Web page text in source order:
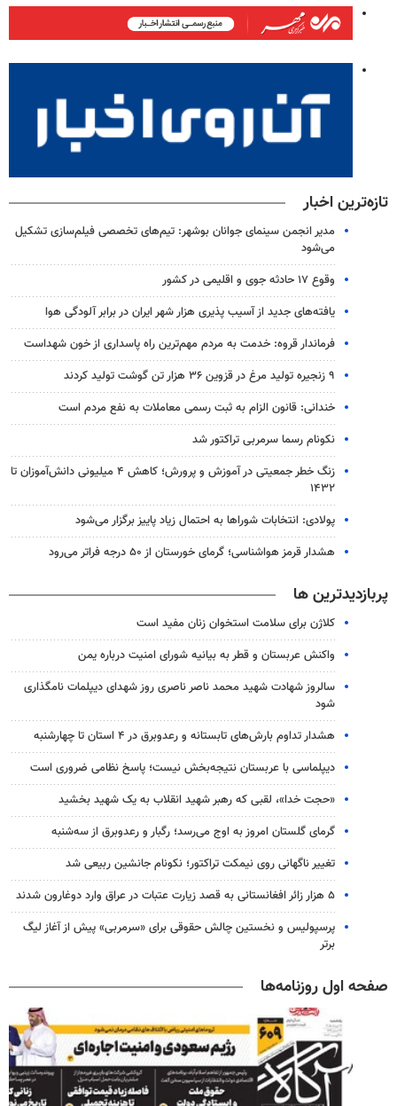
تازه‌ترین اخبار
مدیر انجمن سینمای جوانان بوشهر: تیم‌های تخصصی فیلم‌سازی تشکیل
می‌شود
وقوع ۱۷ حادثه جوی و اقلیمی در کشور
یافته‌های جدید از آسیب پذیری هزار شهر ایران در برابر آلودگی هوا
فرماندار قروه: خدمت به مردم مهم‌ترین راه پاسداری از خون شهداست
۹ زنجیره تولید مرغ در قزوین ۳۶ هزار تن گوشت تولید کردند
خندانی: قانون الزام به ثبت رسمی معاملات به نفع مردم است
نکونام رسما سرمربی تراکتور شد
زنگ خطر جمعیتی در آموزش و پرورش؛ کاهش ۴ میلیونی دانش‌آموزان تا
۱۴۳۲
پولادی: انتخابات شوراها به احتمال زیاد پاییز برگزار می‌شود
هشدار قرمز هواشناسی؛ گرمای خورستان از ۵۰ درجه فراتر می‌رود
پربازدیدترین ها
کلاژن برای سلامت استخوان زنان مفید است
واکنش عربستان و قطر به بیانیه شورای امنیت درباره یمن
سالروز شهادت شهید محمد ناصر ناصری روز شهدای دیپلمات نامگذاری
شود
هشدار تداوم بارش‌های تابستانه و رعدوبرق در ۴ استان تا چهارشنبه
دیپلماسی با عربستان نتیجه‌بخش نیست؛ پاسخ نظامی ضروری است
«حجت خدا»، لقبی که رهبر شهید انقلاب به یک شهید بخشید
گرمای گلستان امروز به اوج می‌رسد؛ رگبار و رعدوبرق از سه‌شنبه
تغییر ناگهانی روی نیمکت تراکتور؛ نکونام جانشین ربیعی شد
۵ هزار زائر افغانستانی به قصد زیارت عتبات در عراق وارد دوغارون شدند
پرسپولیس و نخستین چالش حقوقی برای «سرمربی» پیش از آغاز لیگ
برتر
صفحه اول روزنامه‌ها